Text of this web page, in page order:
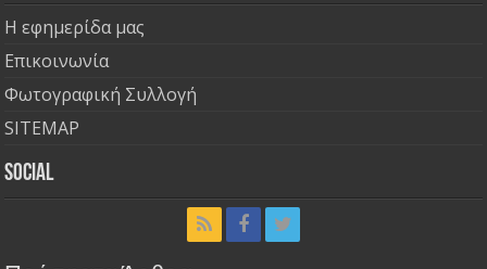
Η εφημερίδα μας
Επικοινωνία
Φωτογραφική Συλλογή
SITEMAP
Social